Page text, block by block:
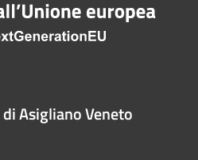
Asigliano Veneto